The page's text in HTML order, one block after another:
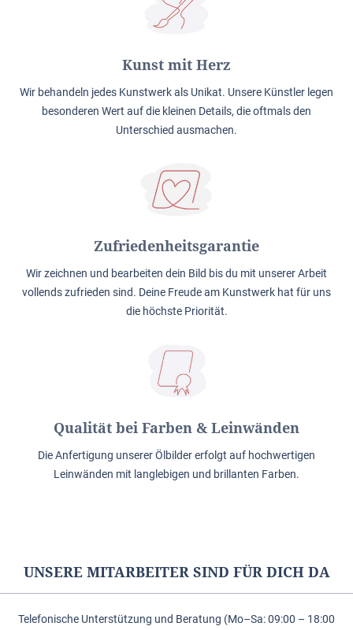
Kunst mit Herz
Wir behandeln jedes Kunstwerk als Unikat. Unsere Künstler legen
besonderen Wert auf die kleinen Details, die oftmals den
Unterschied ausmachen.
Zufriedenheitsgarantie
Wir zeichnen und bearbeiten dein Bild bis du mit unserer Arbeit
vollends zufrieden sind. Deine Freude am Kunstwerk hat für uns
die höchste Priorität.
Qualität bei Farben & Leinwänden
Die Anfertigung unserer Ölbilder erfolgt auf hochwertigen
Leinwänden mit langlebigen und brillanten Farben.
UNSERE MITARBEITER SIND FÜR DICH DA
Telefonische Unterstützung und Beratung (Mo–Sa: 09:00 – 18:00